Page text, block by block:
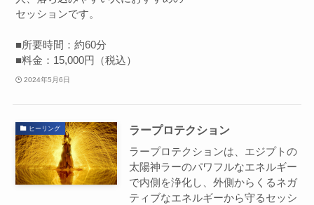
セッションです。
■所要時間：約60分
■料金：15,000円（税込）
2024年5月6日
ヒーリング
ラープロテクション
ラープロテクションは、エジプトの
太陽神ラーのパワフルなエネルギー
で内側を浄化し、外側からくるネガ
ティブなエネルギーから守るセッシ